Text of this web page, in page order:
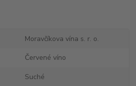
Moravčíkova vína s. r. o.
Červené víno
Suché